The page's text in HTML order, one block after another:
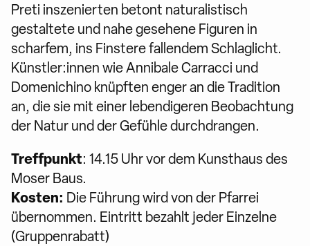
Preti inszenierten betont naturalistisch
gestaltete und nahe gesehene Figuren in
scharfem, ins Finstere fallendem Schlaglicht.
Künstler:innen wie Annibale Carracci und
Domenichino knüpften enger an die Tradition
an, die sie mit einer lebendigeren Beobachtung
der Natur und der Gefühle durchdrangen.
Treffpunkt: 14.15 Uhr vor dem Kunsthaus des
Moser Baus.
Kosten: Die Führung wird von der Pfarrei
übernommen. Eintritt bezahlt jeder Einzelne
(Gruppenrabatt)